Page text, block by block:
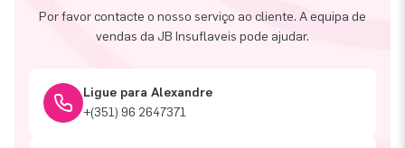
Por favor contacte o nosso serviço ao cliente. A equipa de
vendas da JB Insuflaveis pode ajudar.
Ligue para Alexandre
+(351) 96 2647371